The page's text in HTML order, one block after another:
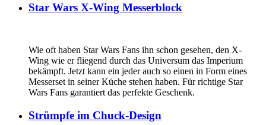
Star Wars X-Wing Messerblock
Wie oft haben Star Wars Fans ihn schon gesehen, den X-
Wing wie er fliegend durch das Universum das Imperium
bekämpft. Jetzt kann ein jeder auch so einen in Form eines
Messerset in seiner Küche stehen haben. Für richtige Star
Wars Fans garantiert das perfekte Geschenk.
Strümpfe im Chuck-Design